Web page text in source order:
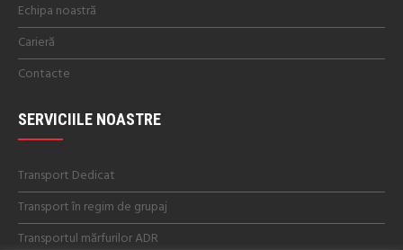
Echipa noastră
Carieră
Contacte
SERVICIILE NOASTRE
Transport Dedicat
Transport în regim de grupaj
Transportul mărfurilor ADR